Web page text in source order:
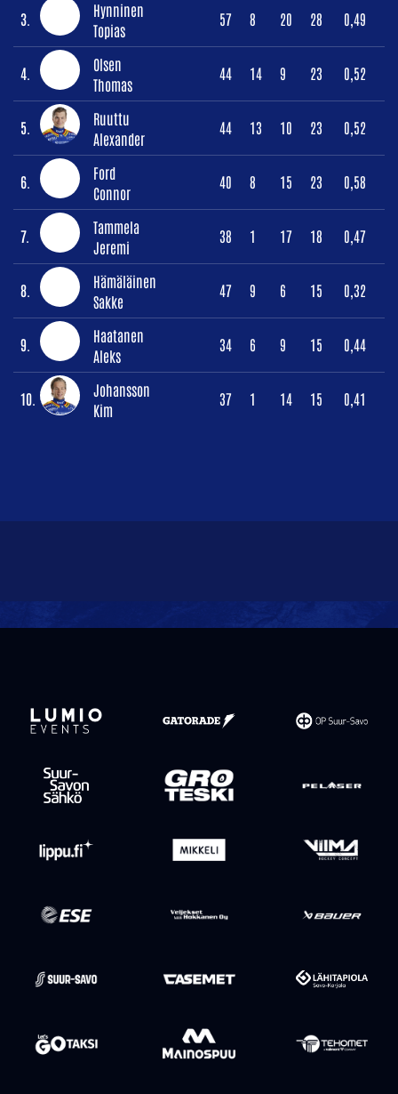
3.
Hynninen
Topias
57 8 20 28 0,49
4.
Olsen
Thomas
44 14 9 23 0,52
5.
Ruuttu
Alexander
44 13 10 23 0,52
6.
Ford
Connor
40 8 15 23 0,58
7.
Tammela
Jeremi
38 1 17 18 0,47
8.
Hämäläinen
Sakke
47 9 6 15 0,32
9.
Haatanen
Aleks
34 6 9 15 0,44
10.
Johansson
Kim
37 1 14 15 0,41